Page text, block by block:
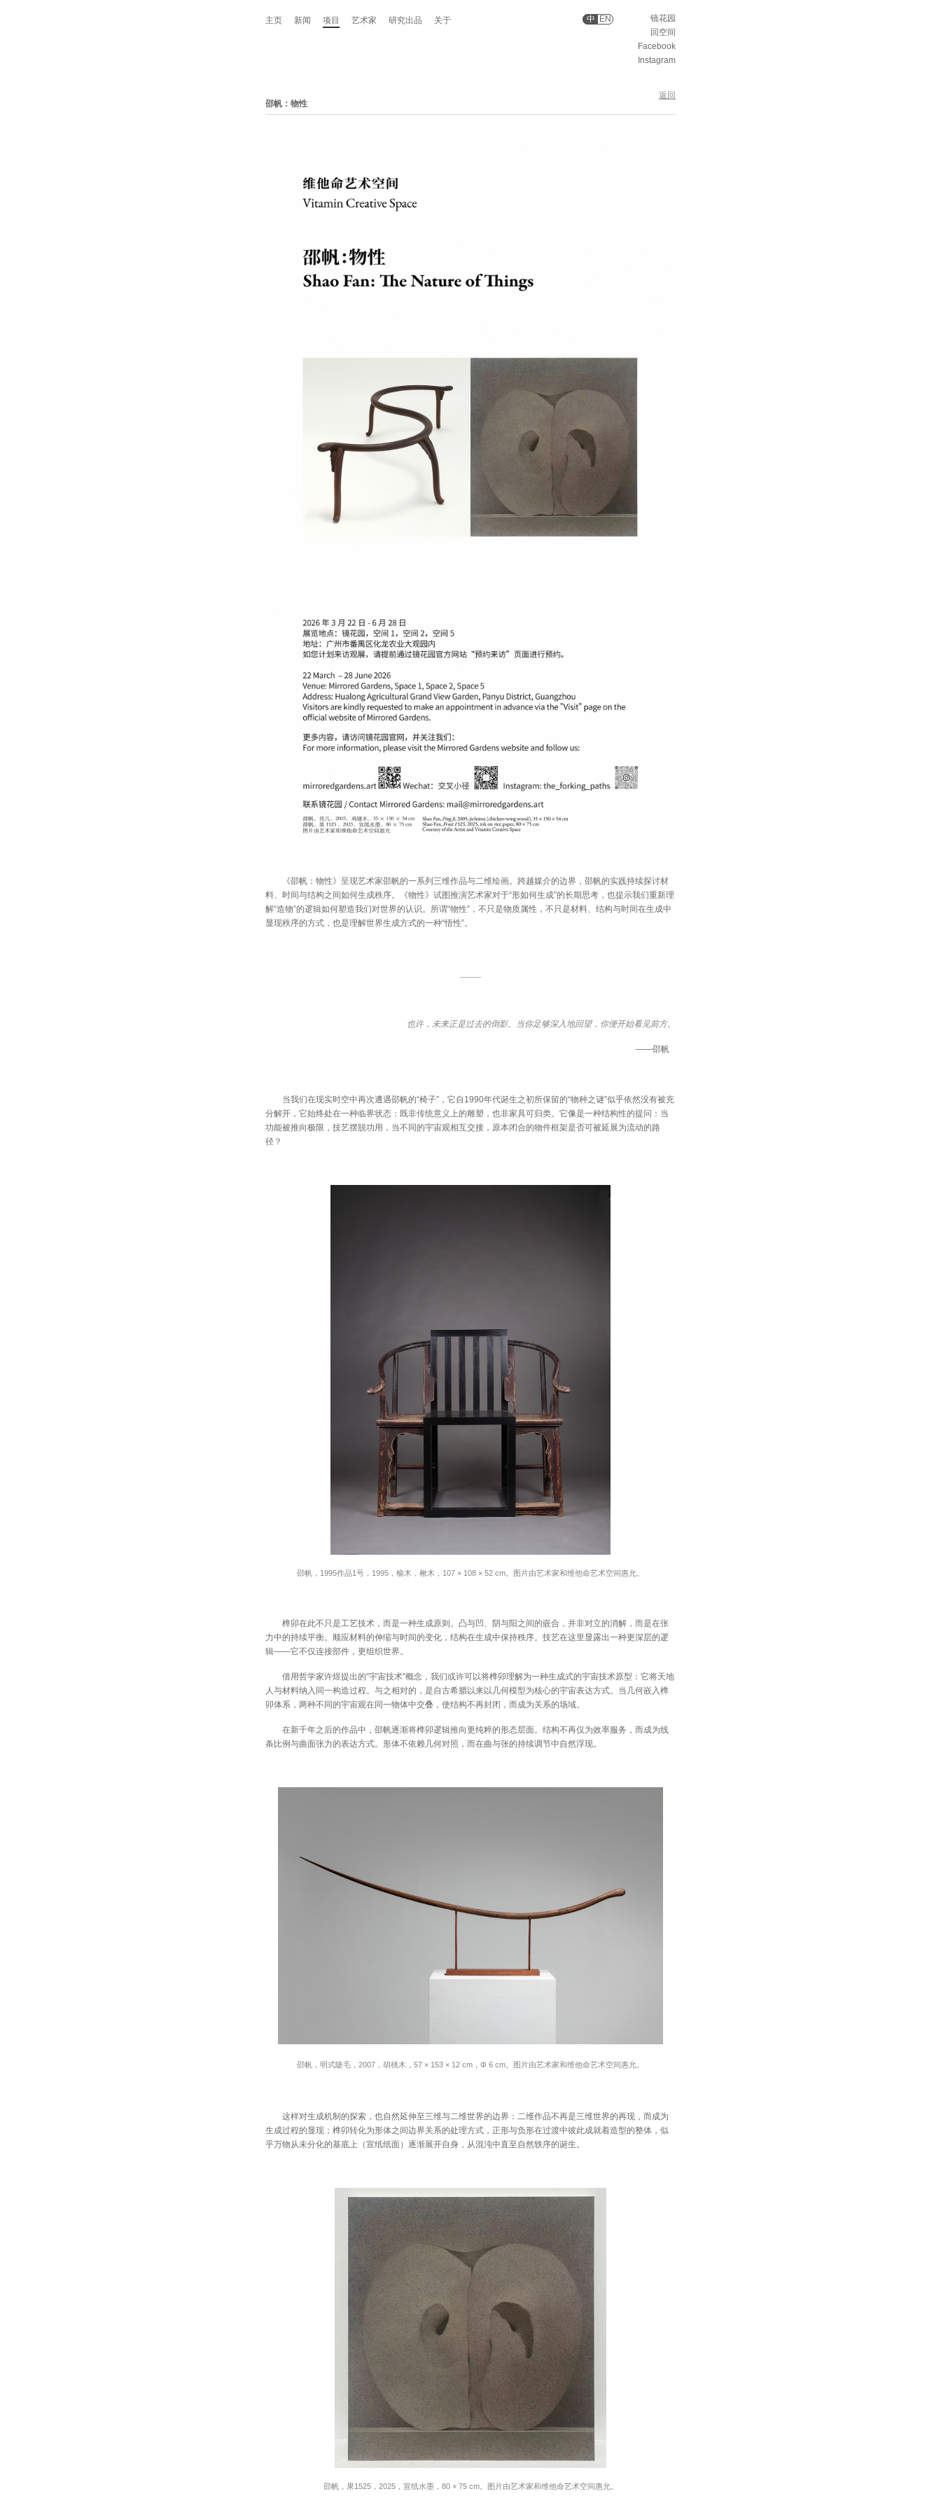
主页 新闻 项目 艺术家 研究出品 关于
镜花园
回空间
Facebook
Instagram
中 EN
返回
邵帆：物性
《邵帆：物性》呈现艺术家邵帆的一系列三维作品与二维绘画。跨越媒介的边界，邵帆的实践持续探讨材
料、时间与结构之间如何生成秩序。《物性》试图推演艺术家对于“形如何生成”的长期思考，也提示我们重新理
解“造物”的逻辑如何塑造我们对世界的认识。所谓“物性”，不只是物质属性，不只是材料、结构与时间在生成中
显现秩序的方式，也是理解世界生成方式的一种“悟性”。
也许，未来正是过去的倒影。当你足够深入地回望，你便开始看见前方。
——邵帆
当我们在现实时空中再次遭遇邵帆的“椅子”，它自1990年代诞生之初所保留的“物种之谜”似乎依然没有被充
分解开，它始终处在一种临界状态：既非传统意义上的雕塑，也非家具可归类。它像是一种结构性的提问：当
功能被推向极限，技艺摆脱功用，当不同的宇宙观相互交接，原本闭合的物件框架是否可被延展为流动的路
径？
邵帆，1995作品1号，1995，榆木，楸木，107 × 108 × 52 cm。图片由艺术家和维他命艺术空间惠允。
榫卯在此不只是工艺技术，而是一种生成原则。凸与凹、阴与阳之间的嵌合，并非对立的消解，而是在张
力中的持续平衡。顺应材料的伸缩与时间的变化，结构在生成中保持秩序。技艺在这里显露出一种更深层的逻
辑——它不仅连接部件，更组织世界。
借用哲学家许煜提出的“宇宙技术”概念，我们或许可以将榫卯理解为一种生成式的宇宙技术原型：它将天地
人与材料纳入同一构造过程。与之相对的，是自古希腊以来以几何模型为核心的宇宙表达方式。当几何嵌入榫
卯体系，两种不同的宇宙观在同一物体中交叠，使结构不再封闭，而成为关系的场域。
在新千年之后的作品中，邵帆逐渐将榫卯逻辑推向更纯粹的形态层面。结构不再仅为效率服务，而成为线
条比例与曲面张力的表达方式。形体不依赖几何对照，而在曲与张的持续调节中自然浮现。
邵帆，明式睫毛，2007，胡桃木，57 × 153 × 12 cm，Φ 6 cm。图片由艺术家和维他命艺术空间惠允。
这样对生成机制的探索，也自然延伸至三维与二维世界的边界：二维作品不再是三维世界的再现，而成为
生成过程的显现；榫卯转化为形体之间边界关系的处理方式，正形与负形在过渡中彼此成就着造型的整体，似
乎万物从未分化的基底上（宣纸纸面）逐渐展开自身，从混沌中直至自然轶序的诞生。
邵帆，果1525，2025，宣纸水墨，80 × 75 cm。图片由艺术家和维他命艺术空间惠允。